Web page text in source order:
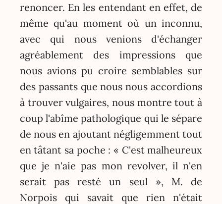
renoncer. En les entendant en effet, de
même qu'au moment où un inconnu,
avec qui nous venions d'échanger
agréablement des impressions que
nous avions pu croire semblables sur
des passants que nous nous accordions
à trouver vulgaires, nous montre tout à
coup l'abîme pathologique qui le sépare
de nous en ajoutant négligemment tout
en tâtant sa poche : « C'est malheureux
que je n'aie pas mon revolver, il n'en
serait pas resté un seul », M. de
Norpois qui savait que rien n'était